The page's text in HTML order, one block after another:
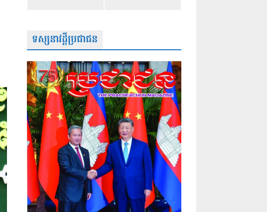
ទស្សនាវដ្តីប្រជាជន